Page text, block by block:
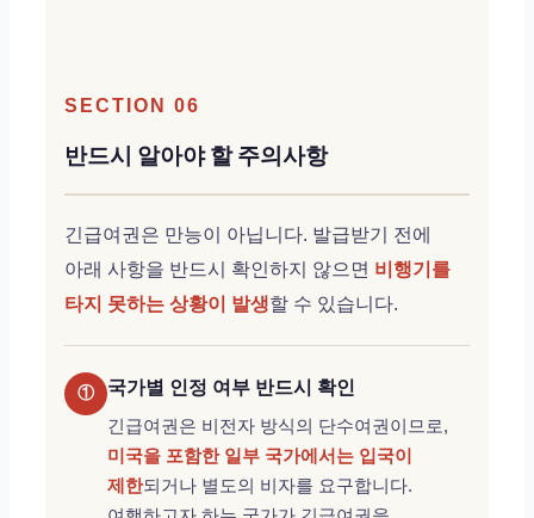
SECTION 06
반드시 알아야 할 주의사항
긴급여권은 만능이 아닙니다. 발급받기 전에
아래 사항을 반드시 확인하지 않으면 비행기를
타지 못하는 상황이 발생할 수 있습니다.
① 국가별 인정 여부 반드시 확인
긴급여권은 비전자 방식의 단수여권이므로,
미국을 포함한 일부 국가에서는 입국이
제한되거나 별도의 비자를 요구합니다.